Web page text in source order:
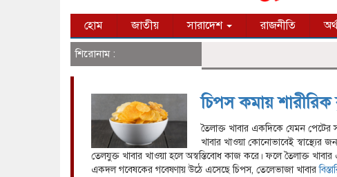
হোম জাতীয় সারাদেশ রাজনীতি
শিরোনাম :
চিপস কমায় শারীরিক
তৈলাক্ত খাবার একদিকে যেমন পেটের
খাবার খাওয়া কোনোভাবেই
তেলযুক্ত খাবার খাওয়া হলে অস্বস্তিবোধ কাজ করে। ফলে তৈলাক্ত খাবার
একদল গবেষকের গবেষণায় উঠে এসেছে চিপস, তেলেভাজা খাবার